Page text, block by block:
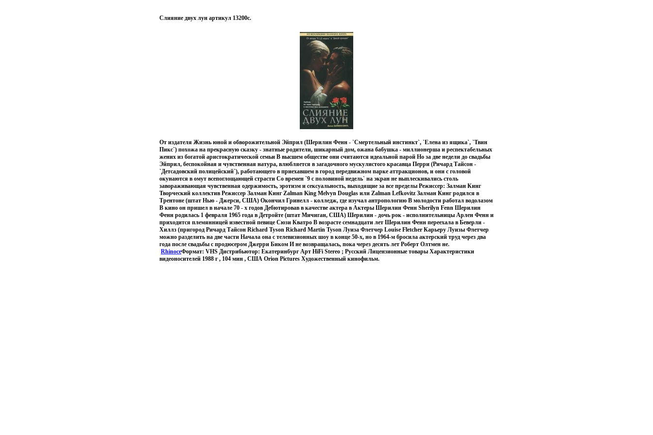
Слияние двух лун артикул 13200c.
От издателя Жизнь юной и обворожительной Эйприл (Шерилин Фенн - `Смертельный инстинкт`, `Елена из ящика`, `Твин
Пикс`) похожа на прекрасную сказку - знатные родители, шикарный дом, ожана бабушка - миллионерша и респектабельных
жених из богатой аристократической семьи В высшем обществе они считаются идеальной парой Но за две недели до свадьбы
Эйприл, беспокойная и чувственная натура, влюбляется в загадочного мускулистого красавца Перри (Ричард Тайсон -
`Детсадовский полицейский`), работающего в приехавшем в город передвижном парке аттракционов, и они с головой
окунаются в омут всепоглощающей страсти Со времен `9 с половиной недель` на экран не выплескивались столь
завораживающая чувственная одержимость, эротизм и сексуальность, выходящие за все пределы Режиссер: Залман Кинг
Творческий коллектив Режиссер Залман Кинг Zalman King Melvyn Douglas или Zalman Lefkovitz Залман Кинг родился в
Трентоне (штат Нью - Джерси, США) Окончил Гринелл - колледж, где изучал антропологию В молодости работал водолазом
В кино он пришел в начале 70 - х годов Дебютировав в качестве актера в Актеры Шерилин Фенн Sherilyn Fenn Шерилин
Фенн родилась 1 февраля 1965 года в Детройте (штат Мичиган, США) Шерилин - дочь рок - исполнительницы Арлен Фенн и
приходится племянницей известной певице Сюзи Кватро В возрасте семнадцати лет Шерилин Фенн переехала в Беверли -
Хиллз (пригород Ричард Тайсон Richard Tyson Richard Martin Tyson Луиза Флетчер Louise Fletcher Карьеру Луизы Флетчер
можно разделить на две части Начала она с телевизионных шоу в конце 50-х, но в 1964-м бросила актерский труд через два
года после свадьбы с продюсером Джерри Биком И не возвращалась, пока через десять лет Роберт Олтмен не.
RhinoceФормат: VHS Дистрибьютор: Екатеринбург Арт HiFi Stereo ; Русский Лицензионные товары Характеристики
видеоносителей 1988 г , 104 мин , США Orion Pictures Художественный кинофильм.